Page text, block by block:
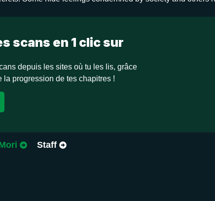
scans en 1 clic sur
depuis les sites où tu les lis, grâce
la progression de tes chapitres !
Staff